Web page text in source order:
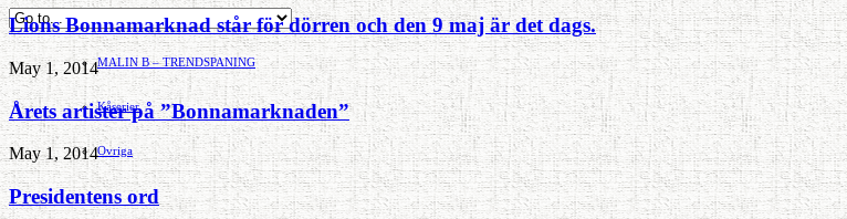
Hvilan – Trädgårdstips
MALIN B – TRENDSPANING
Kåserier
Ovriga
Lions Bonnamarknad står för dörren och den 9 maj är det dags.
May 1, 2014
Årets artister på ”Bonnamarknaden”
May 1, 2014
Presidentens ord